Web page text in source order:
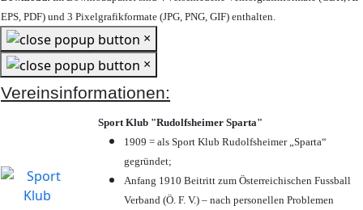
EPS, PDF) und 3 Pixelgrafikformate (JPG, PNG, GIF) enthalten.
×
×
Vereinsinformationen:
Sport Klub "Rudolfsheimer Sparta"
1909 = als Sport Klub Rudolfsheimer „Sparta“
gegründet;
Anfang 1910 Beitritt zum Österreichischen Fussball
Verband (Ö. F. V.) – nach personellen Problemen